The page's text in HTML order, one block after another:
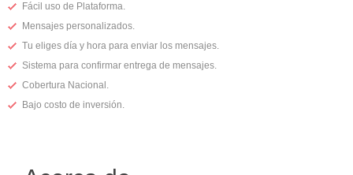
Fácil uso de Plataforma.
Mensajes personalizados.
Tu eliges día y hora para enviar los mensajes.
Sistema para confirmar entrega de mensajes.
Cobertura Nacional.
Bajo costo de inversión.